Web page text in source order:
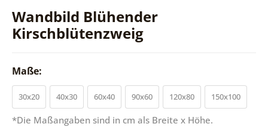
Wandbild Blühender
Kirschblütenzweig
Maße:
30x20 40x30 60x40 90x60 120x80 150x100
*Die Maßangaben sind in cm als Breite x Höhe.